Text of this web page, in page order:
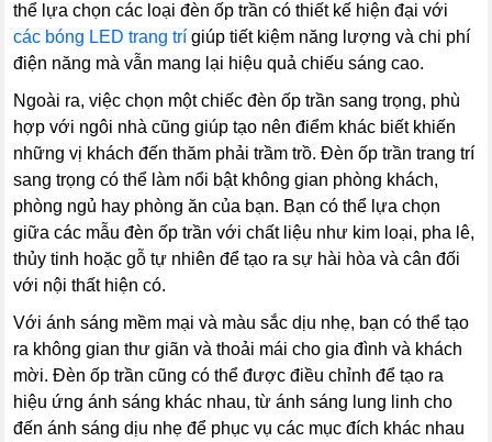
thể lựa chọn các loại đèn ốp trần có thiết kế hiện đại với
các bóng LED trang trí giúp tiết kiệm năng lượng và chi phí
điện năng mà vẫn mang lại hiệu quả chiếu sáng cao.
Ngoài ra, việc chọn một chiếc đèn ốp trần sang trọng, phù
hợp với ngôi nhà cũng giúp tạo nên điểm khác biết khiến
những vị khách đến thăm phải trầm trồ. Đèn ốp trần trang trí
sang trọng có thể làm nổi bật không gian phòng khách,
phòng ngủ hay phòng ăn của bạn. Bạn có thể lựa chọn
giữa các mẫu đèn ốp trần với chất liệu như kim loại, pha lê,
thủy tinh hoặc gỗ tự nhiên để tạo ra sự hài hòa và cân đối
với nội thất hiện có.
Với ánh sáng mềm mại và màu sắc dịu nhẹ, bạn có thể tạo
ra không gian thư giãn và thoải mái cho gia đình và khách
mời. Đèn ốp trần cũng có thể được điều chỉnh để tạo ra
hiệu ứng ánh sáng khác nhau, từ ánh sáng lung linh cho
đến ánh sáng dịu nhẹ để phục vụ các mục đích khác nhau